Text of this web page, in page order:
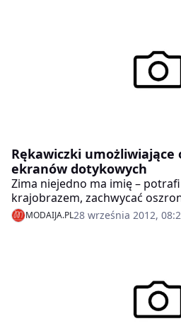
Rękawiczki umożliwiające
ekranów dotykowych
Zima niejedno ma imię –
krajobrazem, zachwycać
czarować magią świąt, ale ma
oblicze, które potrafi być
„zwykłych” rękawiczek
uniemożliwia swobodne
MODAIJA.PL28 września 2012,